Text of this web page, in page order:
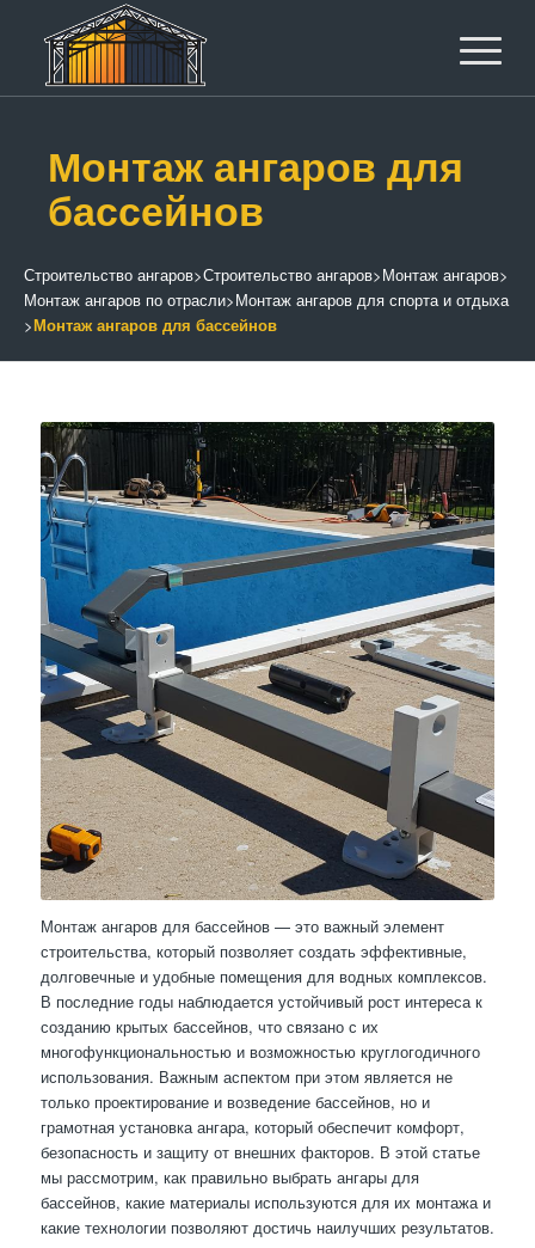
Монтаж ангаров для
бассейнов
Строительство ангаров>Строительство ангаров>Монтаж ангаров>
Монтаж ангаров по отрасли>Монтаж ангаров для спорта и отдыха
>Монтаж ангаров для бассейнов
Монтаж ангаров для бассейнов — это важный элемент
строительства, который позволяет создать эффективные,
долговечные и удобные помещения для водных комплексов.
В последние годы наблюдается устойчивый рост интереса к
созданию крытых бассейнов, что связано с их
многофункциональностью и возможностью круглогодичного
использования. Важным аспектом при этом является не
только проектирование и возведение бассейнов, но и
грамотная установка ангара, который обеспечит комфорт,
безопасность и защиту от внешних факторов. В этой статье
мы рассмотрим, как правильно выбрать ангары для
бассейнов, какие материалы используются для их монтажа и
какие технологии позволяют достичь наилучших результатов.